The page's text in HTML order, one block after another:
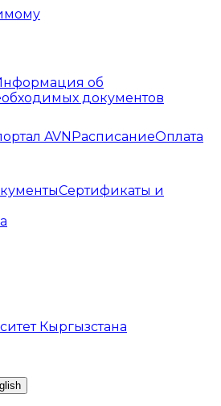
об
документов
AVNРасписаниеОплата
Сертификаты и
Кыргызстана